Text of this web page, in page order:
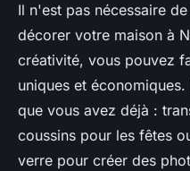
Il n'est pas nécessaire
décorer votre maison à
créativité, vous pouvez
uniques et économiques.
que vous avez déjà :
coussins pour les fêtes
verre pour créer des